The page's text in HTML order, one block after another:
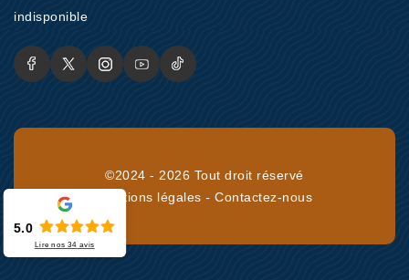
indisponible
©2024 - 2026 Tout droit réservé
Mentions légales -Contactez-nous
5.0
Lire nos34 avis